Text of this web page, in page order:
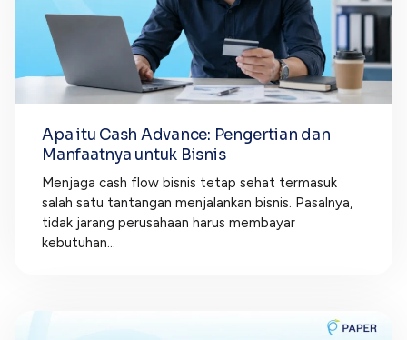
Apa itu Cash Advance: Pengertian dan
Manfaatnya untuk Bisnis
Menjaga cash flow bisnis tetap sehat termasuk
salah satu tantangan menjalankan bisnis. Pasalnya,
tidak jarang perusahaan harus membayar
kebutuhan...